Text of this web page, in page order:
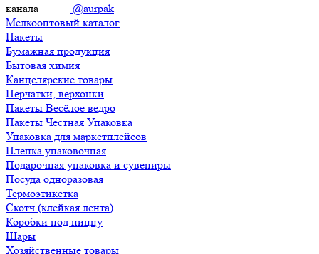
канала
@aurpak
Мелкооптовый каталог
Пакеты
Бумажная продукция
Бытовая химия
Канцелярские товары
Перчатки, верхонки
Пакеты Весёлое ведро
Пакеты Честная Упаковка
Упаковка для маркетплейсов
Пленка упаковочная
Подарочная упаковка и сувениры
Посуда одноразовая
Термоэтикетка
Скотч (клейкая лента)
Коробки под пиццу
Шары
Хозяйственные товары